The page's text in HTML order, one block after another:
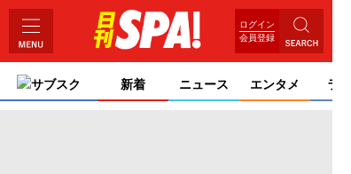
ログイン
会員登録
サブスク 新着 ニュース エンタメ ライ